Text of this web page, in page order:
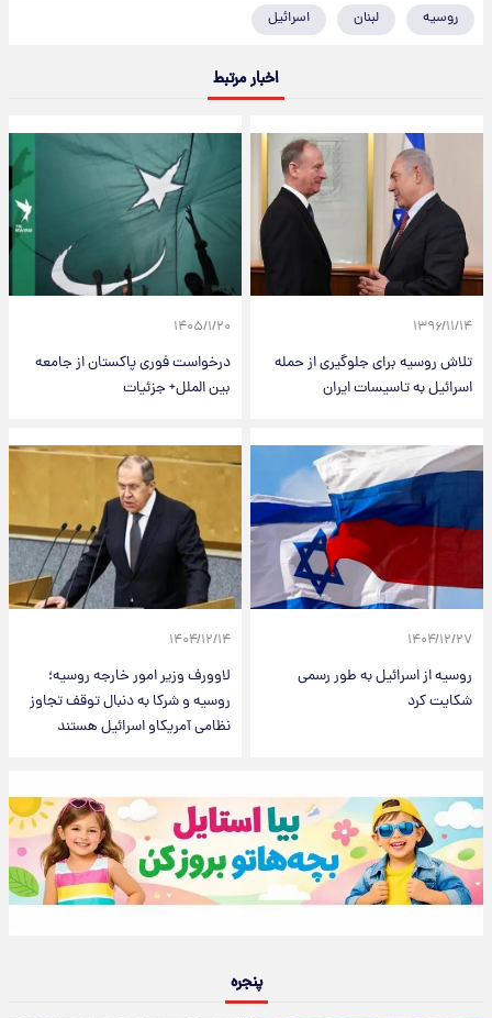
روسیه لبنان اسرائیل
اخبار مرتبط
۱۳۹۶/۱۱/۱۴
تلاش روسیه برای جلوگیری از حمله
اسرائیل به تاسیسات ایران
۱۴۰۵/۱/۲۰
درخواست فوری پاکستان از جامعه
بین الملل+ جزئیات
۱۴۰۴/۱۲/۲۷
روسیه از اسرائیل به طور رسمی
شکایت کرد
۱۴۰۴/۱۲/۱۴
لاوورف وزیر امور خارجه روسیه؛
روسیه و شرکا به دنبال توقف تجاوز
نظامی آمریکاو اسرائیل هستند
پنجره